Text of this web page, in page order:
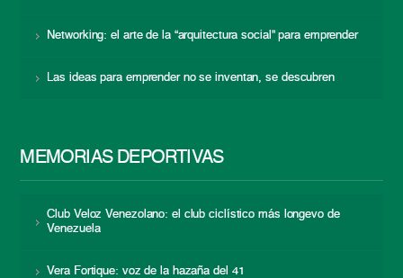
Networking: el arte de la “arquitectura social” para emprender
Las ideas para emprender no se inventan, se descubren
MEMORIAS DEPORTIVAS
Club Veloz Venezolano: el club ciclístico más longevo de
Venezuela
Vera Fortique: voz de la hazaña del 41